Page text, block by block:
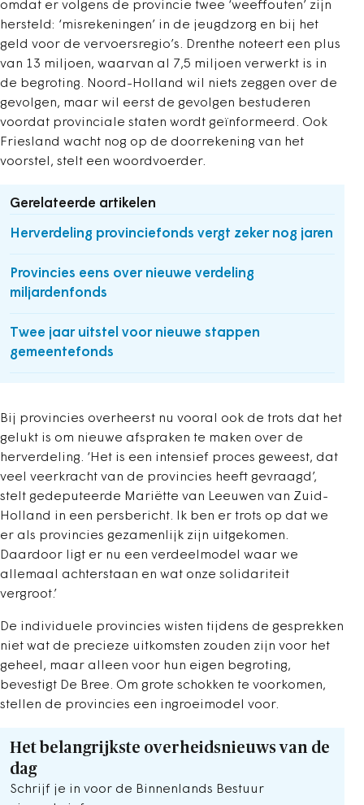
omdat er volgens de provincie twee ‘weeffouten’ zijn
hersteld: ‘misrekeningen’ in de jeugdzorg en bij het
geld voor de vervoersregio’s. Drenthe noteert een plus
van 13 miljoen, waarvan al 7,5 miljoen verwerkt is in
de begroting. Noord-Holland wil niets zeggen over de
gevolgen, maar wil eerst de gevolgen bestuderen
voordat provinciale staten wordt geïnformeerd. Ook
Friesland wacht nog op de doorrekening van het
voorstel, stelt een woordvoerder.
Gerelateerde artikelen
Herverdeling provinciefonds vergt zeker nog jaren
Provincies eens over nieuwe verdeling
miljardenfonds
Twee jaar uitstel voor nieuwe stappen
gemeentefonds
Bij provincies overheerst nu vooral ook de trots dat het
gelukt is om nieuwe afspraken te maken over de
herverdeling. ‘Het is een intensief proces geweest, dat
veel veerkracht van de provincies heeft gevraagd’,
stelt gedeputeerde Mariëtte van Leeuwen van Zuid-
Holland in een persbericht. Ik ben er trots op dat we
er als provincies gezamenlijk zijn uitgekomen.
Daardoor ligt er nu een verdeelmodel waar we
allemaal achterstaan en wat onze solidariteit
vergroot.’
De individuele provincies wisten tijdens de gesprekken
niet wat de precieze uitkomsten zouden zijn voor het
geheel, maar alleen voor hun eigen begroting,
bevestigt De Bree. Om grote schokken te voorkomen,
stellen de provincies een ingroeimodel voor.
Het belangrijkste overheidsnieuws van de
dag
Schrijf je in voor de Binnenlands Bestuur